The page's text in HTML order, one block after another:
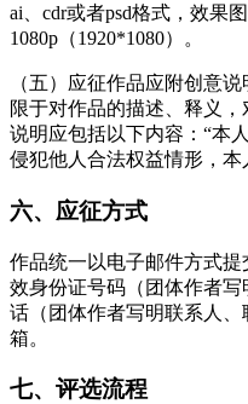
ai、cdr或者psd格式，效果
1080p（1920*1080）。
（五）应征作品应附创意
限于对作品的描述、释义
说明应包括以下内容：“本
侵犯他人合法权益情形，本
六、应征方式
作品统一以电子邮件方式
效身份证号码（团体作者
话（团体作者写明联系人
箱。
七、评选流程